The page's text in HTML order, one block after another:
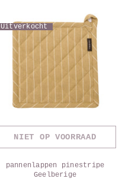
Uitverkocht
NIET OP VOORRAAD
pannenlappen pinestripe
Geelberige